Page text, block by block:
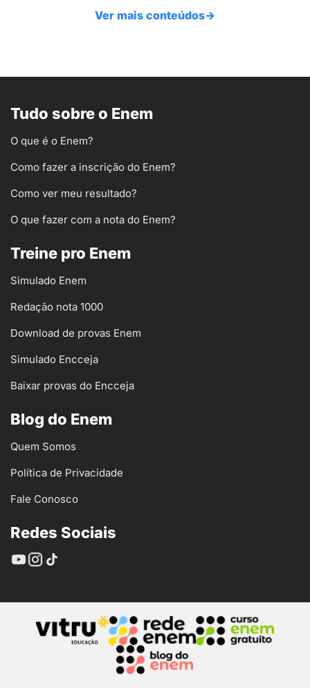
Ver mais conteúdos→
Tudo sobre o Enem
O que é o Enem?
Como fazer a inscrição do Enem?
Como ver meu resultado?
O que fazer com a nota do Enem?
Treine pro Enem
Simulado Enem
Redação nota 1000
Download de provas Enem
Simulado Encceja
Baixar provas do Encceja
Blog do Enem
Quem Somos
Política de Privacidade
Fale Conosco
Redes Sociais